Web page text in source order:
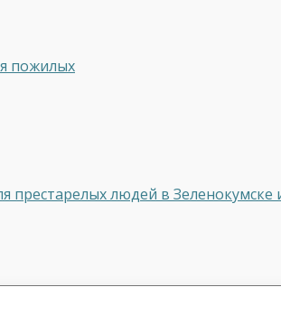
пожилых
престарелых людей в